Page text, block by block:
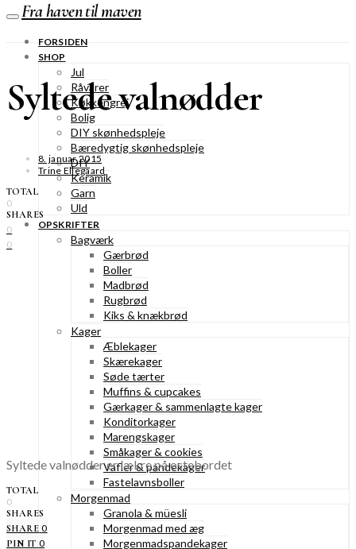
Fra haven til maven
FORSIDEN
SHOP
Jul
Råvarer
Køkkengrej
Bolig
DIY skønhedspleje
Bæredygtig skønhedspleje
DIY
Keramik
Garn
Uld
OPSKRIFTER
Bagværk
Gærbrød
Boller
Madbrød
Rugbrød
Kiks & knækbrød
Kager
Æblekager
Skærekager
Søde tærter
Muffins & cupcakes
Gærkager & sammenlagte kager
Konditorkager
Marengskager
Småkager & cookies
Vafler & pandekager
Fastelavnsboller
Morgenmad
Granola & müesli
Morgenmad med æg
Morgenmadspandekager
Syltede valnødder
8. januar 2015
Trine Ellegaard
TOTAL
0
SHARES
0
0
Syltede valnødder er lækre på ostebordet
TOTAL
0
SHARES
SHARE 0
PIN IT 0